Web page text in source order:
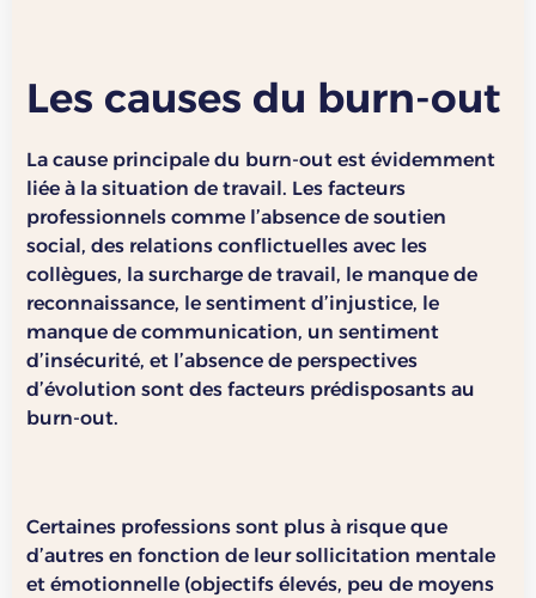
Les causes du burn-out
La cause principale du burn-out est évidemment
liée à la situation de travail. Les facteurs
professionnels comme l’absence de soutien
social, des relations conflictuelles avec les
collègues, la surcharge de travail, le manque de
reconnaissance, le sentiment d’injustice, le
manque de communication, un sentiment
d’insécurité, et l’absence de perspectives
d’évolution sont des facteurs prédisposants au
burn-out.
Certaines professions sont plus à risque que
d’autres en fonction de leur sollicitation mentale
et émotionnelle (objectifs élevés, peu de moyens